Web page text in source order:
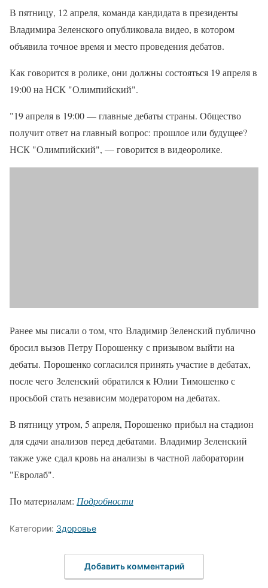
В пятницу, 12 апреля, команда кандидата в президенты
Владимира Зеленского опубликовала видео, в котором
объявила точное время и место проведения дебатов.
Как говорится в ролике, они должны состояться 19 апреля в
19:00 на НСК "Олимпийский".
"19 апреля в 19:00 — главные дебаты страны. Общество
получит ответ на главный вопрос: прошлое или будущее?
НСК "Олимпийский", — говорится в видеоролике.
Ранее мы писали о том, что Владимир Зеленский публично
бросил вызов Петру Порошенку с призывом выйти на
дебаты. Порошенко согласился принять участие в дебатах,
после чего Зеленский обратился к Юлии Тимошенко с
просьбой стать независим модератором на дебатах.
В пятницу утром, 5 апреля, Порошенко прибыл на стадион
для сдачи анализов перед дебатами. Владимир Зеленский
также уже сдал кровь на анализы в частной лаборатории
"Евролаб".
По материалам: Подробности
Категории: Здоровье
Добавить комментарий